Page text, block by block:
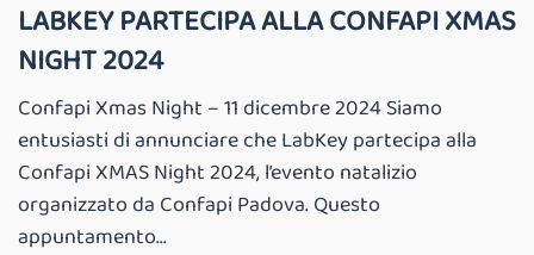
LABKEY PARTECIPA ALLA CONFAPI XMAS
NIGHT 2024
Confapi Xmas Night – 11 dicembre 2024 Siamo
entusiasti di annunciare che LabKey partecipa alla
Confapi XMAS Night 2024, l’evento natalizio
organizzato da Confapi Padova. Questo
appuntamento...